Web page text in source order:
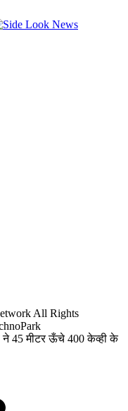
All Rights
ने 45 मीटर ऊँचे 400 केव्ही के